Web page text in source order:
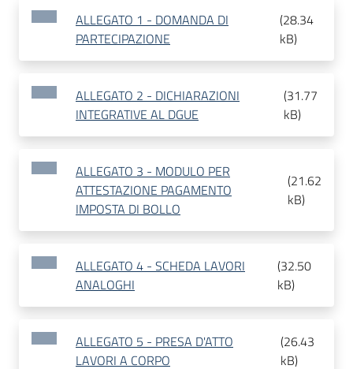
ALLEGATO 1 - DOMANDA DI
PARTECIPAZIONE
(28.34
kB)
ALLEGATO 2 - DICHIARAZIONI
INTEGRATIVE AL DGUE
(31.77
kB)
ALLEGATO 3 - MODULO PER
ATTESTAZIONE PAGAMENTO
IMPOSTA DI BOLLO
(21.62
kB)
ALLEGATO 4 - SCHEDA LAVORI
ANALOGHI
(32.50
kB)
ALLEGATO 5 - PRESA D'ATTO
LAVORI A CORPO
(26.43
kB)